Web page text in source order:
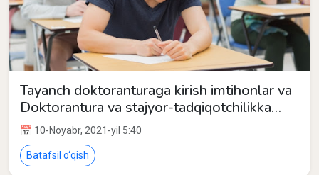
Tayanch doktoranturaga kirish imtihonlar va
Doktorantura va stajyor-tadqiqotchilikka
qabul uchun suhbatlar bo‘lib o‘tadi.
📅 10-Noyabr, 2021-yil 5:40
Batafsil o‘qish